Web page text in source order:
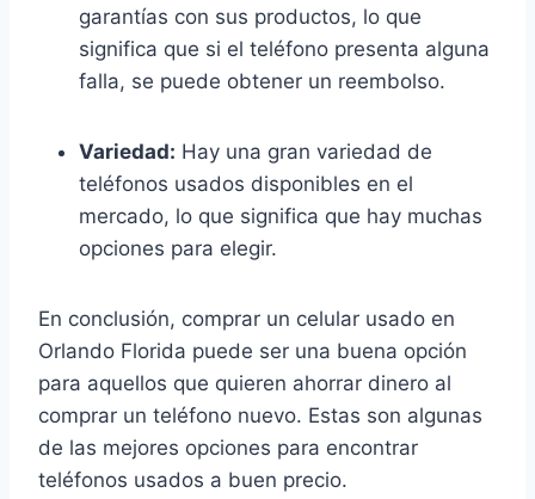
garantías con sus productos, lo que
significa que si el teléfono presenta alguna
falla, se puede obtener un reembolso.
Variedad: Hay una gran variedad de
teléfonos usados disponibles en el
mercado, lo que significa que hay muchas
opciones para elegir.
En conclusión, comprar un celular usado en
Orlando Florida puede ser una buena opción
para aquellos que quieren ahorrar dinero al
comprar un teléfono nuevo. Estas son algunas
de las mejores opciones para encontrar
teléfonos usados a buen precio.